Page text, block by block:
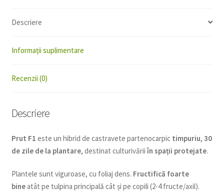
Descriere
Informații suplimentare
Recenzii (0)
Descriere
Prut F1 este un hibrid de castravete partenocarpic timpuriu, 30
de zile de la plantare, destinat culturivăriiîn spații protejate.
Plantele sunt viguroase, cu foliaj dens. Fructifică foarte
bineatât pe tulpina principală cât și pe copili (2-4 fructe/axil).